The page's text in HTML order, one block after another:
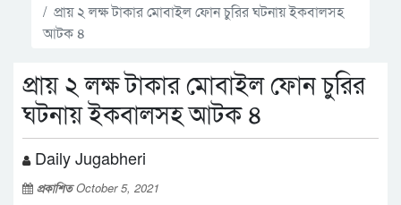
প্রায় ২ লক্ষ টাকার মোবাইল ফোন চুরির ঘটনায় ইকবালসহ
আটক ৪
প্রায় ২ লক্ষ টাকার মোবাইল ফোন চুরির
ঘটনায় ইকবালসহ আটক ৪
Daily Jugabheri
প্রকাশিতOctober 5, 2021